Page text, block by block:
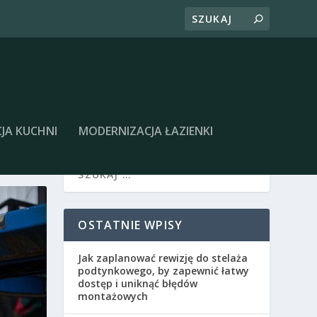
KUCHNI MODERNIZACJA ŁAZIENKI
OSTATNIE WPISY
Jak zaplanować rewizję do stelaża
podtynkowego, by zapewnić łatwy
dostęp i uniknąć błędów
montażowych